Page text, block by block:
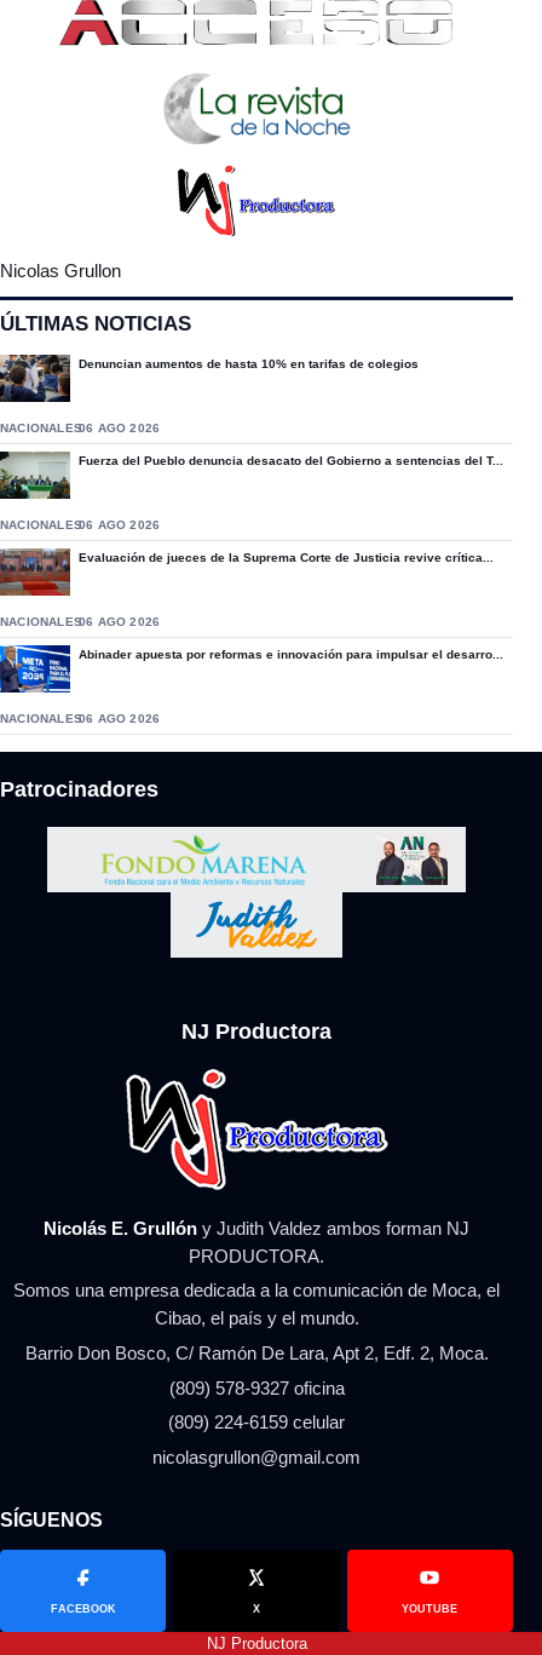
Nicolas Grullon
ÚLTIMAS NOTICIAS
Denuncian aumentos de hasta 10% en tarifas de colegios
NACIONALES06 AGO 2026
Fuerza del Pueblo denuncia desacato del Gobierno a sentencias del T...
NACIONALES06 AGO 2026
Evaluación de jueces de la Suprema Corte de Justicia revive crítica...
NACIONALES06 AGO 2026
Abinader apuesta por reformas e innovación para impulsar el desarro...
NACIONALES06 AGO 2026
Patrocinadores
NJ Productora
Nicolás E. Grullón y Judith Valdez ambos forman NJ
PRODUCTORA.
Somos una empresa dedicada a la comunicación de Moca, el
Cibao, el país y el mundo.
Barrio Don Bosco, C/ Ramón De Lara, Apt 2, Edf. 2, Moca.
(809) 578-9327 oficina
(809) 224-6159 celular
nicolasgrullon@gmail.com
SÍGUENOS
FACEBOOK X YOUTUBE
NJ Productora